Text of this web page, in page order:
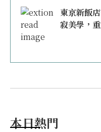
東京新飯
寂美學，
本日熱門